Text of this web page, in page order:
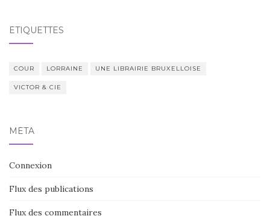
ÉTIQUETTES
COUR LORRAINE UNE LIBRAIRIE BRUXELLOISE
VICTOR & CIE
MÉTA
Connexion
Flux des publications
Flux des commentaires